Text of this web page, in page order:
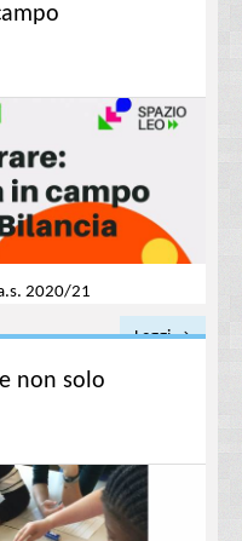
2020/21
Leggi →
non solo